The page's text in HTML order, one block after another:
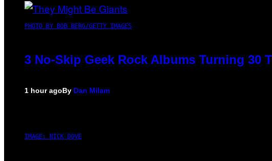
PHOTO BY BOB BERG/GETTY IMAGES
3 No-Skip Geek Rock Albums Turning 30
1 hour agoBy Dan Milam
IMAGE: NICK DOVE